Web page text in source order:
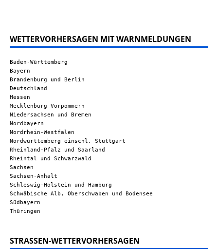
WETTERVORHERSAGEN MIT WARNMELDUNGEN
Baden-Württemberg
Bayern
Brandenburg und Berlin
Deutschland
Hessen
Mecklenburg-Vorpommern
Niedersachsen und Bremen
Nordbayern
Nordrhein-Westfalen
Nordwürttemberg einschl. Stuttgart
Rheinland-Pfalz und Saarland
Rheintal und Schwarzwald
Sachsen
Sachsen-Anhalt
Schleswig-Holstein und Hamburg
Schwäbische Alb, Oberschwaben und Bodensee
Südbayern
Thüringen
STRASSEN-WETTERVORHERSAGEN